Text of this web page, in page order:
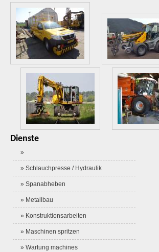
Dienste
»
» Schlauchpresse / Hydraulik
» Spanabheben
» Metallbau
» Konstruktionsarbeiten
» Maschinen spritzen
» Wartung machines